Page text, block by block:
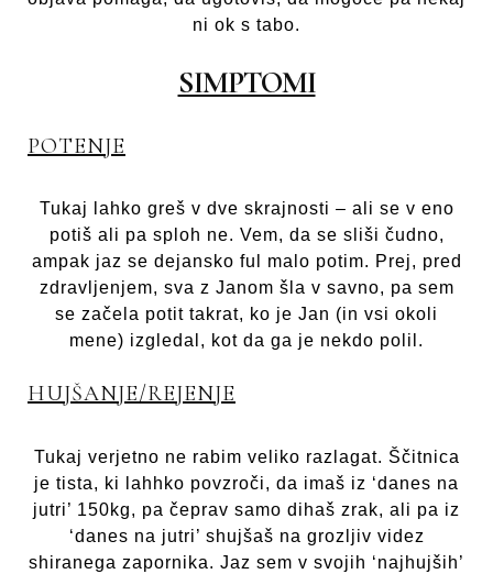
ni ok s tabo.
SIMPTOMI
POTENJE
Tukaj lahko greš v dve skrajnosti – ali se v eno
potiš ali pa sploh ne. Vem, da se sliši čudno,
ampak jaz se dejansko ful malo potim. Prej, pred
zdravljenjem, sva z Janom šla v savno, pa sem
se začela potit takrat, ko je Jan (in vsi okoli
mene) izgledal, kot da ga je nekdo polil.
HUJŠANJE/REJENJE
Tukaj verjetno ne rabim veliko razlagat. Ščitnica
je tista, ki lahhko povzroči, da imaš iz ‘danes na
jutri’ 150kg, pa čeprav samo dihaš zrak, ali pa iz
‘danes na jutri’ shujšaš na grozljiv videz
shiranega zapornika. Jaz sem v svojih ‘najhujših’